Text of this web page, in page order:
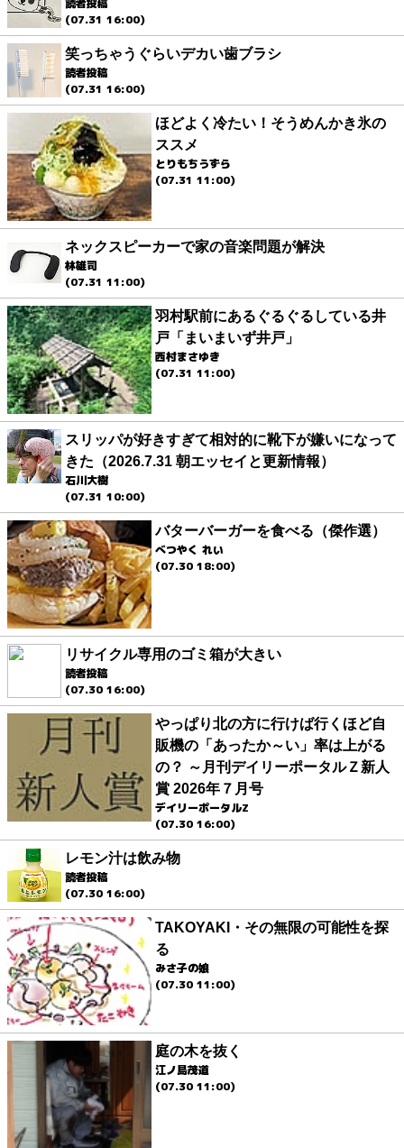
(07.31 16:00)
笑っちゃうぐらいデカい歯ブラシ
読者投稿
(07.31 16:00)
ほどよく冷たい！そうめんかき氷の
ススメ
とりもちうずら
(07.31 11:00)
ネックスピーカーで家の音楽問題が解決
林雄司
(07.31 11:00)
羽村駅前にあるぐるぐるしている井
戸「まいまいず井戸」
西村まさゆき
(07.31 11:00)
スリッパが好きすぎて相対的に靴下が嫌いになって
きた（2026.7.31 朝エッセイと更新情報）
石川大樹
(07.31 10:00)
バターバーガーを食べる（傑作選）
べつやく れい
(07.30 18:00)
リサイクル専用のゴミ箱が大きい
読者投稿
(07.30 16:00)
やっぱり北の方に行けば行くほど自
販機の「あったか～い」率は上がる
の？ ～月刊デイリーポータルＺ新人
賞 2026年７月号
デイリーポータルZ
(07.30 16:00)
レモン汁は飲み物
読者投稿
(07.30 16:00)
TAKOYAKI・その無限の可能性を探
る
みさ子の娘
(07.30 11:00)
庭の木を抜く
江ノ島茂道
(07.30 11:00)